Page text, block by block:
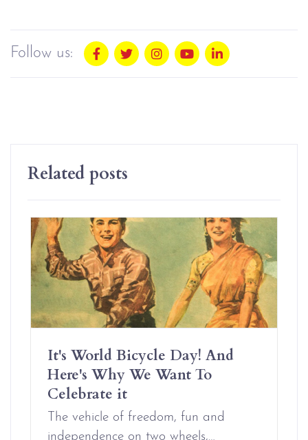
Follow us:
Related posts
It's World Bicycle Day! And
Here's Why We Want To
Celebrate it
The vehicle of freedom, fun and
independence on two wheels,…